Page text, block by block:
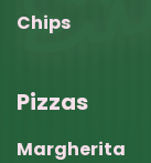
Chips
Pizzas
Margherita